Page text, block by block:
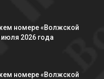
номере «Волжской
2026 года
номере «Волжской